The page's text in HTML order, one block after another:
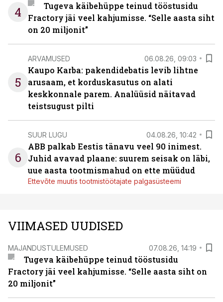
4
Tugeva käibehüppe teinud tööstusidu
Fractory jäi veel kahjumisse. “Selle aasta siht
on 20 miljonit”
5
ARVAMUSED 06.08.26, 09:03
Kaupo Karba: pakendidebatis levib lihtne
arusaam, et korduskasutus on alati
keskkonnale parem. Analüüsid näitavad
teistsugust pilti
6
SUUR LUGU 04.08.26, 10:42
ABB palkab Eestis tänavu veel 90 inimest.
Juhid avavad plaane: suurem seisak on läbi,
uue aasta tootmismahud on ette müüdud
Ettevõte muutis tootmistöötajate palgasüsteemi
VIIMASED UUDISED
MAJANDUSTULEMUSED 07.08.26, 14:19
Tugeva käibehüppe teinud tööstusidu
Fractory jäi veel kahjumisse. “Selle aasta siht on
20 miljonit”